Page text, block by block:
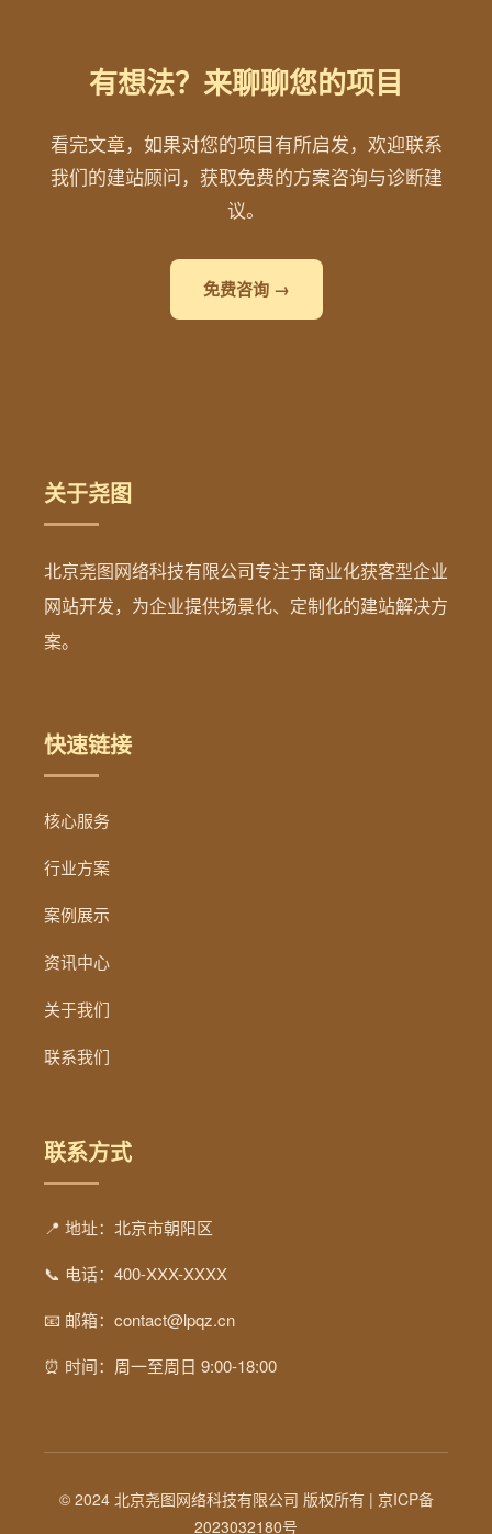
有想法？来聊聊您的项目
看完文章，如果对您的项目有所启发，欢迎联系
我们的建站顾问，获取免费的方案咨询与诊断建
议。
免费咨询 →
关于尧图
北京尧图网络科技有限公司专注于商业化获客型企业
网站开发，为企业提供场景化、定制化的建站解决方
案。
快速链接
核心服务
行业方案
案例展示
资讯中心
关于我们
联系我们
联系方式
📍 地址：北京市朝阳区
📞 电话：400-XXX-XXXX
📧 邮箱：contact@lpqz.cn
⏰ 时间：周一至周日 9:00-18:00
© 2024 北京尧图网络科技有限公司 版权所有 | 京ICP备
2023032180号